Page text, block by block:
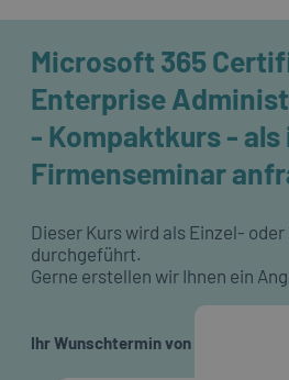
Microsoft 365
Enterprise
- Kompaktkurs -
Firmenseminar
Dieser Kurs wird als Einzel-
durchgeführt.
Gerne erstellen wir Ihnen ein
Ihr Wunschtermin von